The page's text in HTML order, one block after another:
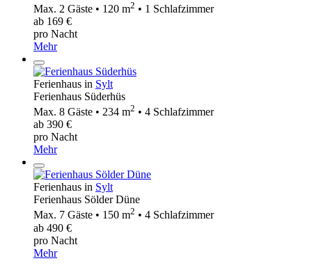
Max. 2 Gäste • 120 m2 • 1 Schlafzimmer
ab 169 €
pro Nacht
Mehr
Ferienhaus in Sylt
Ferienhaus Süderhüs
Max. 8 Gäste • 234 m2 • 4 Schlafzimmer
ab 390 €
pro Nacht
Mehr
Ferienhaus in Sylt
Ferienhaus Sölder Düne
Max. 7 Gäste • 150 m2 • 4 Schlafzimmer
ab 490 €
pro Nacht
Mehr